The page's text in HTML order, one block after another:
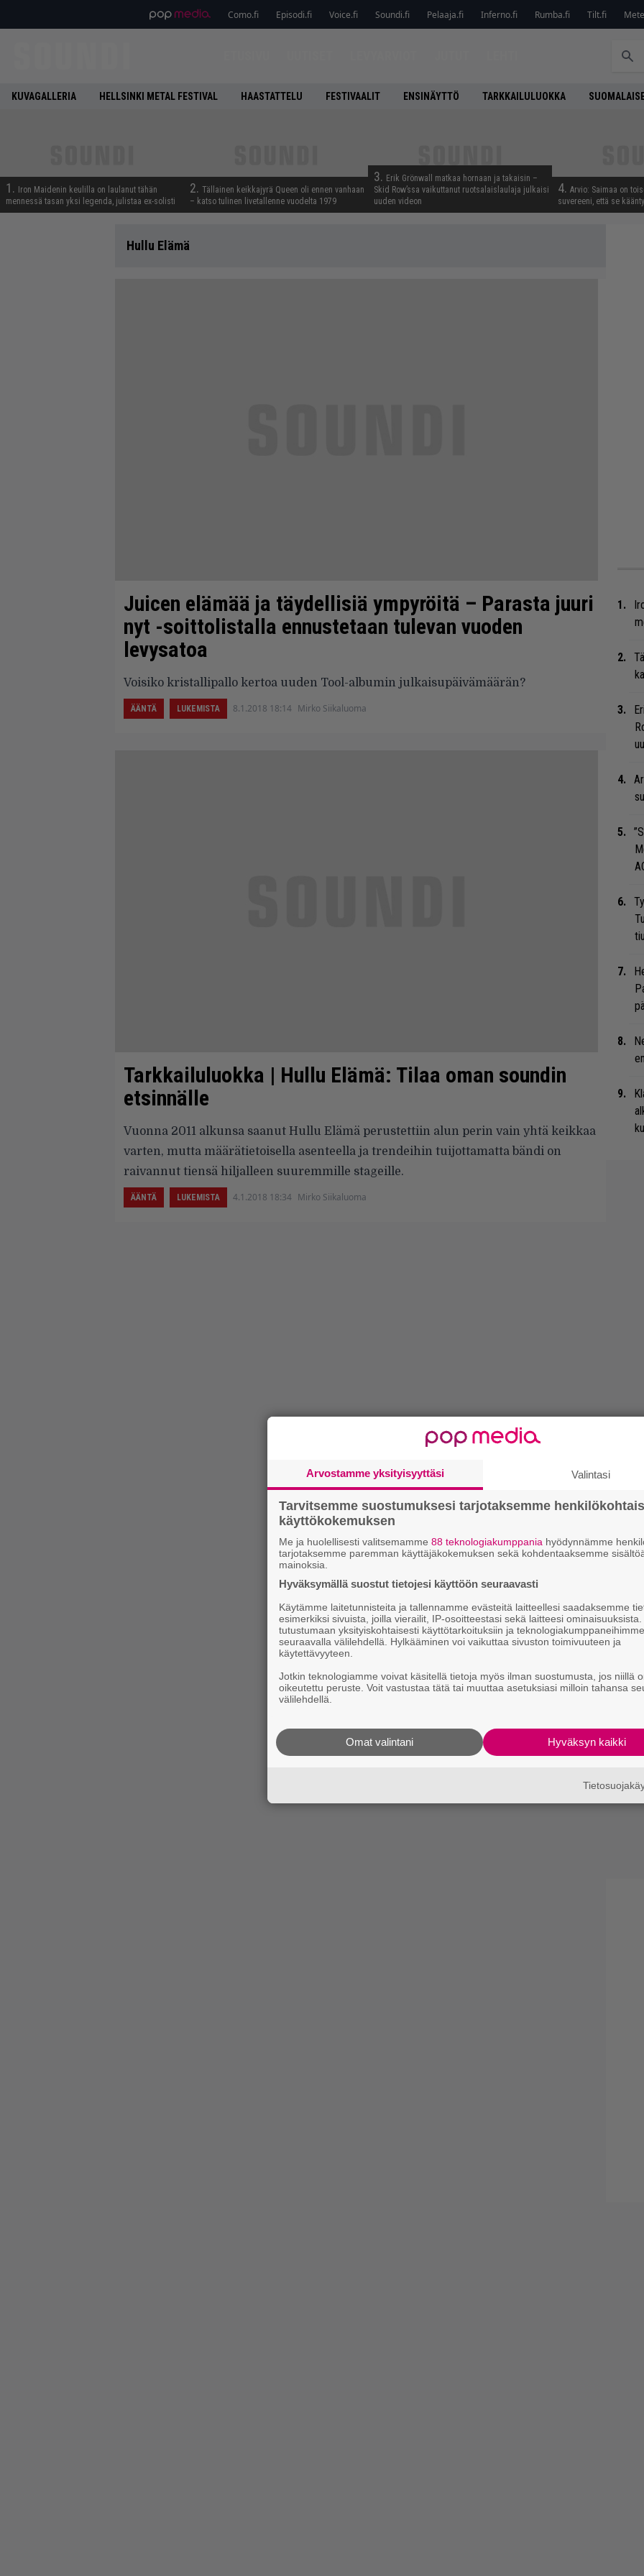
Como.fi Episodi.fi Voice.fi Soundi.fi Pelaaja.fi Inferno.fi Rumba.fi Tilt.fi
KUVAGALLERIA HELLSINKI METAL FESTIVAL HAASTATTELU FESTIVAALIT ENSINÄYTTÖ TARKKAILULUOKKA
1.
Iron Maidenin keulilla on laulanut tähän
mennessä tasan yksi legenda, julistaa ex-solisti
2. Tällainen keikkajyrä Queen oli ennen vanhaan
– katso tulinen livetallenne vuodelta 1979
3. Erik Grönwall matkaa hornaan ja takaisin –
Skid Row’ssa vaikuttanut ruotsalaislaulaja julkaisi
uuden videon
4. Arvio: Saimaa on
suvereeni, että se
Hullu Elämä
Juicen elämää ja täydellisiä ympyröitä – Parasta juuri
nyt -soittolistalla ennustetaan tulevan vuoden
levysatoa
Voisiko kristallipallo kertoa uuden Tool-albumin julkaisupäivämäärän?
ÄÄNTÄ LUKEMISTA 8.1.2018 18:14 Mirko Siikaluoma
Tarkkailuluokka | Hullu Elämä: Tilaa oman soundin
etsinnälle
Vuonna 2011 alkunsa saanut Hullu Elämä perustettiin alun perin vain yhtä keikkaa
varten, mutta määrätietoisella asenteella ja trendeihin tuijottamatta bändi on
raivannut tiensä hiljalleen suuremmille stageille.
ÄÄNTÄ LUKEMISTA 4.1.2018 18:34 Mirko Siikaluoma
Arvostamme yksityisyyttäsi Valintasi
Tarvitsemme suostumuksesi tarjotaksemme
käyttökokemuksen
Me ja huolellisesti valitsemamme 88 teknologiakumppania hyödynnämme
tarjotaksemme paremman käyttäjäkokemuksen sekä kohdentaaksemme
mainoksia.
Hyväksymällä suostut tietojesi käyttöön seuraavasti
Käytämme laitetunnisteita ja tallennamme evästeitä laitteellesi saadaksemme
esimerkiksi sivuista, joilla vierailit, IP-osoitteestasi sekä laitteesi
tutustumaan yksityiskohtaisesti käyttötarkoituksiin ja teknologiakumppaneihimme
seuraavalla välilehdellä. Hylkääminen voi vaikuttaa sivuston toimivuuteen ja
käytettävyyteen.
Jotkin teknologiamme voivat käsitellä tietoja myös ilman suostumusta, jos niillä
oikeutettu peruste. Voit vastustaa tätä tai muuttaa asetuksiasi milloin tahansa
välilehdellä.
Hyväksyn kaikki
Omat valintani